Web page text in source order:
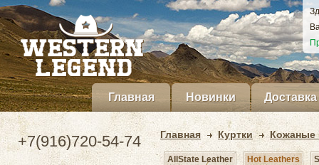
Главная Новинки Доставка
+7(916)720-54-74 Главная Куртки Кожаные
AllState Leather Hot Leathers